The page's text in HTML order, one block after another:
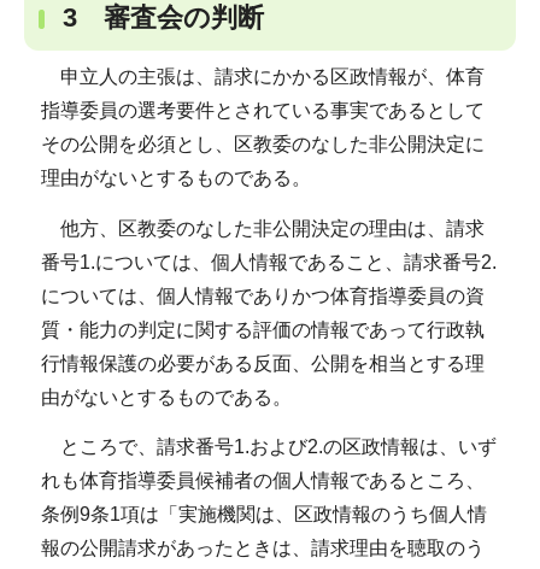
3 審査会の判断
申立人の主張は、請求にかかる区政情報が、体育
指導委員の選考要件とされている事実であるとして
その公開を必須とし、区教委のなした非公開決定に
理由がないとするものである。
他方、区教委のなした非公開決定の理由は、請求
番号1.については、個人情報であること、請求番号2.
については、個人情報でありかつ体育指導委員の資
質・能力の判定に関する評価の情報であって行政執
行情報保護の必要がある反面、公開を相当とする理
由がないとするものである。
ところで、請求番号1.および2.の区政情報は、いず
れも体育指導委員候補者の個人情報であるところ、
条例9条1項は「実施機関は、区政情報のうち個人情
報の公開請求があったときは、請求理由を聴取のう